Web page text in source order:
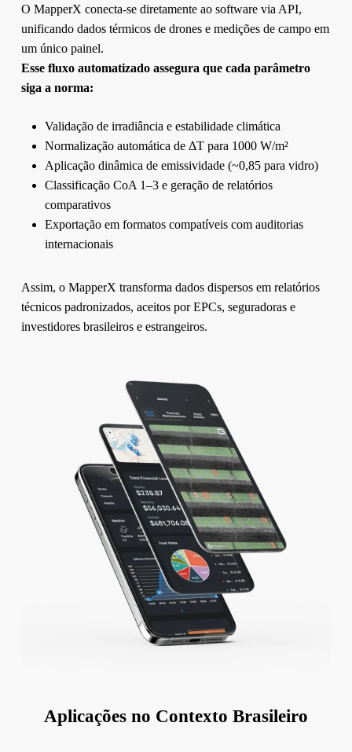
O MapperX conecta-se diretamente ao software via API,
unificando dados térmicos de drones e medições de campo em
um único painel.
Esse fluxo automatizado assegura que cada parâmetro
siga a norma:
Validação de irradiância e estabilidade climática
Normalização automática de ΔT para 1000 W/m²
Aplicação dinâmica de emissividade (~0,85 para vidro)
Classificação CoA 1–3 e geração de relatórios
comparativos
Exportação em formatos compatíveis com auditorias
internacionais
Assim, o MapperX transforma dados dispersos em relatórios
técnicos padronizados, aceitos por EPCs, seguradoras e
investidores brasileiros e estrangeiros.
Aplicações no Contexto Brasileiro